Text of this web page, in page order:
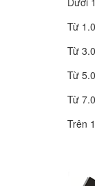
Từ
Từ
Từ
Từ
Trên